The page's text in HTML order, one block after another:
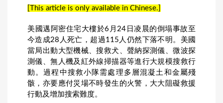
[This article is only available in Chinese.]
美國邁阿密住宅大樓於6月24日凌晨的倒塌事故至
今造成28人死亡，超過115人仍然下落不明。美國
當局出動大型機械、搜救犬、聲納探測儀、微波探
測儀、無人機及紅外線掃描器等進行大規模搜救行
動。過程中搜救小隊需處理多層混凝土和金屬殘
骸，亦要應付災場不時發生的火警，大大阻礙救援
行動及增加搜索難度。